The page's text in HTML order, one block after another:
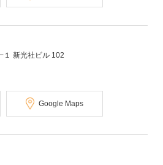
１ 新光社ビル 102
Google Maps